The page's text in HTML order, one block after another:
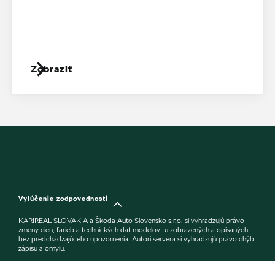
Zobraziť
Vylúčenie zodpovednosti
KARIREAL SLOVAKIA a Škoda Auto Slovensko s.r.o. si vyhradzujú právo
zmeny cien, farieb a technických dát modelov tu zobrazených a opísaných
bez predchádzajúceho upozornenia. Autori servera si vyhradzujú právo chýb
zápisu a omylu.